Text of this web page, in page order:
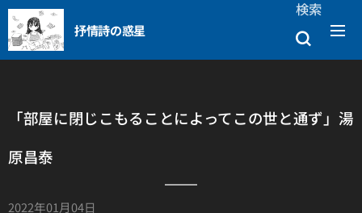
抒情詩の惑星
検索
「部屋に閉じこもることによってこの世と通ず」湯
原昌泰
2022年01月04日